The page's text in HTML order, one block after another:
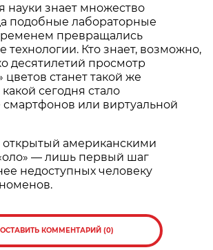
науки знает множество
подобные лабораторные
превращались
технологии. Кто знает, возможно,
десятилетий просмотр
станет такой же
сегодня стало
смартфонов или виртуальной
открытый американскими
— лишь первый шаг
недоступных человеку
ОСТАВИТЬ КОММЕНТАРИЙ (0)